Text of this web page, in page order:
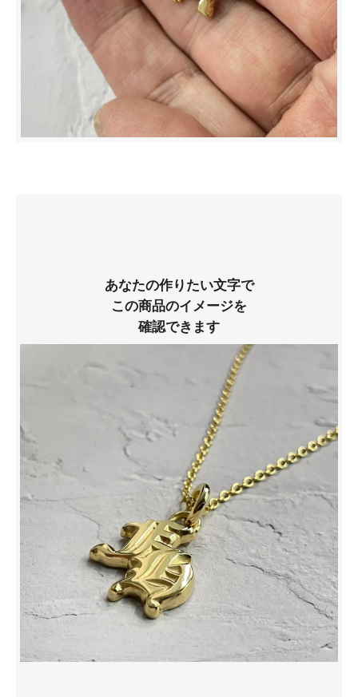
あなたの作りたい文字で
この商品のイメージを
確認できます